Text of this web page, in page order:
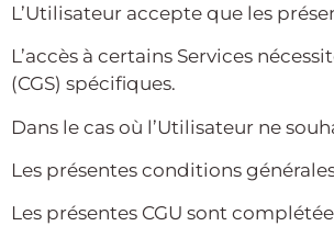
L’Utilisateur accepte que les
L’accès à certains Services
(CGS) spécifiques.
Dans le cas où l’Utilisateur ne
Les présentes conditions
Les présentes CGU sont